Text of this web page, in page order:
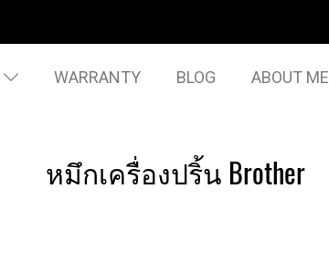
WARRANTY BLOG ABOUT ME
หมึกเครื่องปริ้น Brother